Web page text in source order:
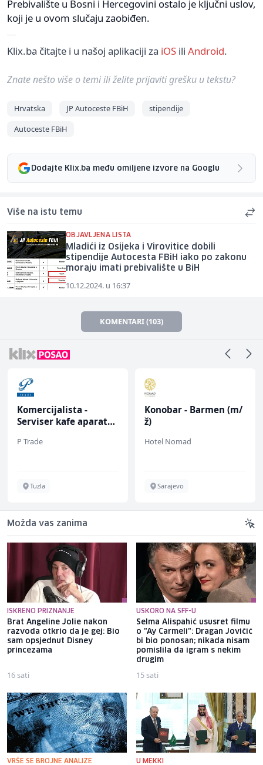
Prebivalište u Bosni i Hercegovini ostalo je ključni uslov,
koji je u ovom slučaju zaobiđen.
Klix.ba čitajte i u našoj aplikaciji za iOS ili Android.
Znate nešto više o temi ili želite prijaviti grešku u tekstu?
Hrvatska JP Autoceste FBiH
stipendije
Autoceste FBiH
Dodajte Klix.ba među omiljene izvore na Googlu
Više na istu temu
OBJAVLJENA LISTA
Mladići iz Osijeka i Virovitice dobili
stipendije Autocesta FBiH iako po zakonu
moraju imati prebivalište u BiH
10.12.2024. u 16:37
KOMENTARI (103)
Komercijalista -
Serviser kafe aparata
P Trade
Tuzla
Konobar - Barmen (m/
ž)
Hotel Nomad
Sarajevo
Možda vas zanima
ISKRENO PRIZNANJE
Brat Angeline Jolie nakon
razvoda otkrio da je gej: Bio
sam opsjednut Disney
princezama
16 sati
USKORO NA SFF-U
Selma Alispahić ususret filmu
o "Ay Carmeli": Dragan Jovičić
bi bio ponosan; nikada nisam
pomislila da igram s nekim
drugim
15 sati
VRŠE SE BROJNE ANALIZE U MEKKI